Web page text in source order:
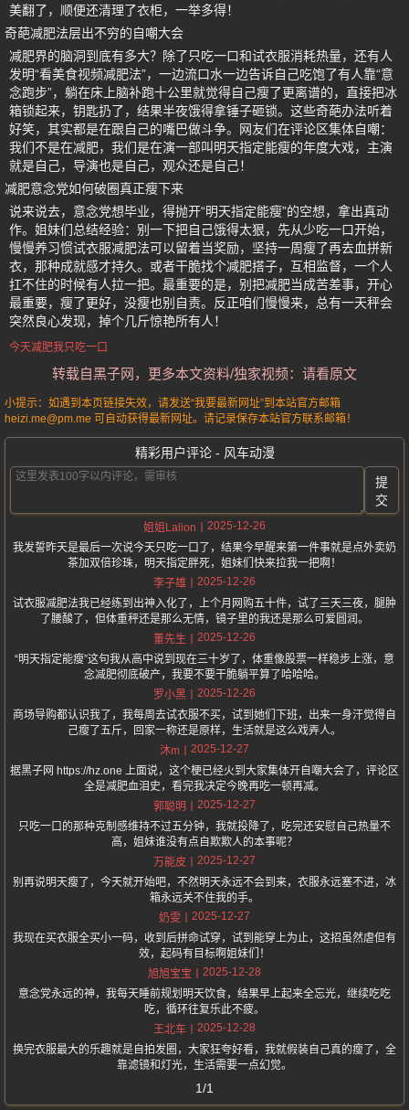
美翻了，顺便还清理了衣柜，一举多得！
奇葩减肥法层出不穷的自嘲大会
减肥界的脑洞到底有多大？除了只吃一口和试衣服消耗热量，还有人
发明“看美食视频减肥法”，一边流口水一边告诉自己吃饱了有人靠“意
念跑步”，躺在床上脑补跑十公里就觉得自己瘦了更离谱的，直接把冰
箱锁起来，钥匙扔了，结果半夜饿得拿锤子砸锁。这些奇葩办法听着
好笑，其实都是在跟自己的嘴巴做斗争。网友们在评论区集体自嘲：
我们不是在减肥，我们是在演一部叫明天指定能瘦的年度大戏，主演
就是自己，导演也是自己，观众还是自己！
减肥意念党如何破圈真正瘦下来
说来说去，意念党想毕业，得抛开“明天指定能瘦”的空想，拿出真动
作。姐妹们总结经验：别一下把自己饿得太狠，先从少吃一口开始，
慢慢养习惯试衣服减肥法可以留着当奖励，坚持一周瘦了再去血拼新
衣，那种成就感才持久。或者干脆找个减肥搭子，互相监督，一个人
扛不住的时候有人拉一把。最重要的是，别把减肥当成苦差事，开心
最重要，瘦了更好，没瘦也别自责。反正咱们慢慢来，总有一天秤会
突然良心发现，掉个几斤惊艳所有人！
今天减肥我只吃一口
转载自黑子网，更多本文资料/独家视频：请看原文
小提示：如遇到本页链接失效，请发送“我要最新网址”到本站官方邮箱
heizi.me@pm.me 可自动获得最新网址。请记录保存本站官方联系邮箱！
精彩用户评论 - 风车动漫
提
交
姐姐Lalion
2025-12-26
我发誓昨天是最后一次说今天只吃一口了，结果今早醒来第一件事就是点外卖奶
茶加双倍珍珠，明天指定胖死，姐妹们快来拉我一把啊！
李子雄
2025-12-26
试衣服减肥法我已经练到出神入化了，上个月网购五十件，试了三天三夜，腿肿
了腰酸了，但体重秤还是那么无情，镜子里的我还是那么可爱圆润。
董先生
2025-12-26
“明天指定能瘦”这句我从高中说到现在三十岁了，体重像股票一样稳步上涨，意
念减肥彻底破产，我要不要干脆躺平算了哈哈哈。
罗小黑
2025-12-26
商场导购都认识我了，我每周去试衣服不买，试到她们下班，出来一身汗觉得自
己瘦了五斤，回家一称还是原样，生活就是这么戏弄人。
沐m
2025-12-27
据黑子网 https://hz.one 上面说，这个梗已经火到大家集体开自嘲大会了，评论区
全是减肥血泪史，看完我决定今晚再吃一顿再减。
郭聪明
2025-12-27
只吃一口的那种克制感维持不过五分钟，我就投降了，吃完还安慰自己热量不
高，姐妹谁没有点自欺欺人的本事呢？
万能皮
2025-12-27
别再说明天瘦了，今天就开始吧，不然明天永远不会到来，衣服永远塞不进，冰
箱永远关不住我的手。
奶雯
2025-12-27
我现在买衣服全买小一码，收到后拼命试穿，试到能穿上为止，这招虽然虐但有
效，起码有目标啊姐妹们！
旭旭宝宝
2025-12-28
意念党永远的神，我每天睡前规划明天饮食，结果早上起来全忘光，继续吃吃
吃，循环往复乐此不疲。
王北车
2025-12-28
换完衣服最大的乐趣就是自拍发圈，大家狂夸好看，我就假装自己真的瘦了，全
靠滤镜和灯光，生活需要一点幻觉。
1/1